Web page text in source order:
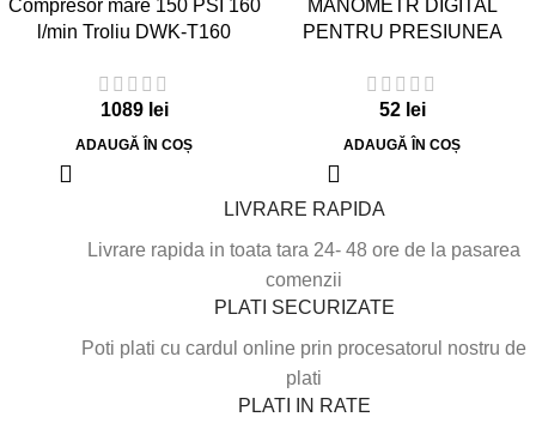
Compresor mare 150 PSI 160
l/min Troliu DWK-T160
1089 lei
ADAUGĂ ÎN COȘ
MANOMETR DIGITAL
PENTRU PRESIUNEA
52 lei
ADAUGĂ ÎN COȘ
LIVRARE RAPIDA
Livrare rapida in toata tara 24- 48 ore de la pasarea
comenzii
PLATI SECURIZATE
Poti plati cu cardul online prin procesatorul nostru de
plati
PLATI IN RATE